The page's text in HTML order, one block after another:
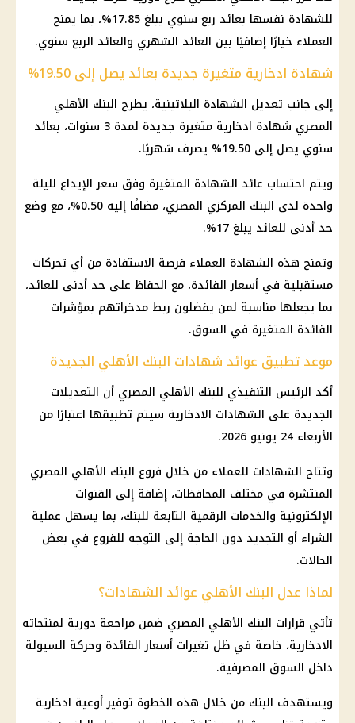
للشهادة نفسها بعائد ربع سنوي يبلغ 17.85%، بما يمنح
العملاء خيارًا إضافيًا بين العائد الشهري والعائد الربع سنوي.
شهادة ادخارية متغيرة جديدة بعائد يصل إلى 19.50%
إلى جانب تعديل الشهادة البلاتينية، يطرح البنك الأهلي
المصري شهادة ادخارية متغيرة جديدة لمدة 3 سنوات، بعائد
سنوي يصل إلى 19.50% يصرف شهريًا.
ويتم احتساب عائد الشهادة المتغيرة وفق سعر الإيداع لليلة
واحدة لدى البنك المركزي المصري، مضافًا إليه 0.50%، مع وضع
حد أدنى للعائد يبلغ 17%.
وتمنح هذه الشهادة العملاء فرصة الاستفادة من أي تحركات
مستقبلية في أسعار الفائدة، مع الحفاظ على حد أدنى للعائد،
بما يجعلها مناسبة لمن يفضلون ربط مدخراتهم بمؤشرات
الفائدة المتغيرة في السوق.
موعد تطبيق عوائد شهادات البنك الأهلي الجديدة
أكد الرئيس التنفيذي للبنك الأهلي المصري أن التعديلات
الجديدة على الشهادات الادخارية سيتم تطبيقها اعتبارًا من
الأربعاء 24 يونيو 2026.
وتتاح الشهادات للعملاء من خلال فروع البنك الأهلي المصري
المنتشرة في مختلف المحافظات، إضافة إلى القنوات
الإلكترونية والخدمات الرقمية التابعة للبنك، بما يسهل عملية
الشراء أو التجديد دون الحاجة إلى التوجه للفروع في بعض
الحالات.
لماذا عدل البنك الأهلي عوائد الشهادات؟
تأتي قرارات البنك الأهلي المصري ضمن مراجعة دورية لمنتجاته
الادخارية، خاصة في ظل تغيرات أسعارالفائدة وحركة السيولة
داخل السوق المصرفية.
ويستهدف البنك من خلال هذه الخطوة توفيرأوعية ادخارية